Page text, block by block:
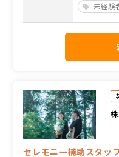
未経験
セレモニー補助スタッ